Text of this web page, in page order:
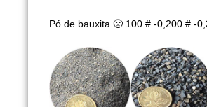
Pó de bauxita 🙁 100 # -0,200 # -